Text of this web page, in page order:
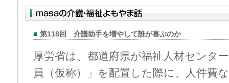
■ 第118回 介護助手を増やして誰が喜ぶのか
厚労省は、都道府県が福祉人材センタ
員（仮称）」を配置した際に、人件費